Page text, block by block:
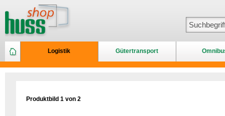
Logistik Gütertransport
Produktbild 1 von 2